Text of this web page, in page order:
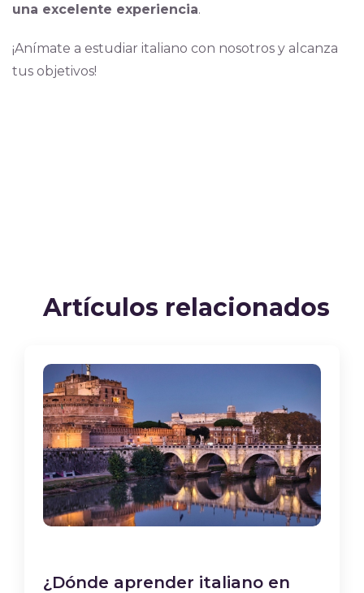
una excelente experiencia.
¡Anímate a estudiar italiano con nosotros y alcanza
tus objetivos!
Artículos relacionados
¿Dónde aprender italiano en